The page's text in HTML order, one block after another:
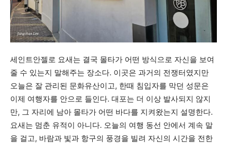
세인트안젤로 요새는 결국 몰타가 어떤 방식으로 자신을 보여
줄 수 있는지 말해주는 장소다. 이곳은 과거의 전쟁터였지만
오늘은 잘 관리된 문화유산이고, 한때 침입자를 막던 성문은
이제 여행자를 안으로 들인다. 대포는 더 이상 발사되지 않지
만, 그 자리에 남아 몰타가 어떤 바다를 지켜왔는지 설명한다.
요새는 멈춘 유적이 아니다. 오늘의 여행 동선 안에서 계속 말
을 걸고, 바람과 빛과 항구의 풍경을 빌려 자신의 시간을 전한